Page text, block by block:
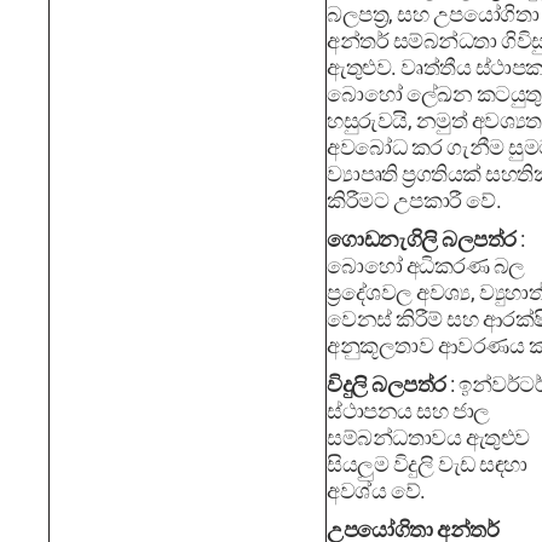
බලපත්‍ර, සහ උපයෝගිතා
අන්තර් සම්බන්ධතා
ඇතුළුව. වෘත්තීය
බොහෝ ලේඛන කටයුතු
හසුරුවයි, නමුත්
අවබෝධ කර ගැනීම
ව්‍යාපෘති ප්‍රගතියක්
කිරීමට උපකාරී වේ.
ගොඩනැගිලි බලපත්ර:
බොහෝ අධිකරණ බල
ප්‍රදේශවල අවශ්‍ය,
වෙනස් කිරීම් සහ
අනුකූලතාව ආවරණය
විදුලි බලපත්ර:
ස්ථාපනය සහ ජාල
සම්බන්ධතාවය ඇතුළුව
සියලුම විදුලි වැඩ සඳහා
අවශ්ය වේ.
උපයෝගිතා අන්තර්